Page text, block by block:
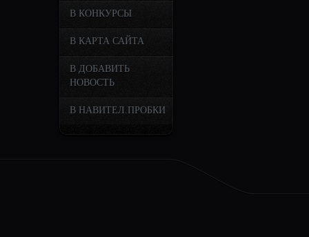
В КОНКУРСЫ
В КАРТА САЙТА
В ДОБАВИТЬ
НОВОСТЬ
В НАВИТЕЛ.ПРОБКИ